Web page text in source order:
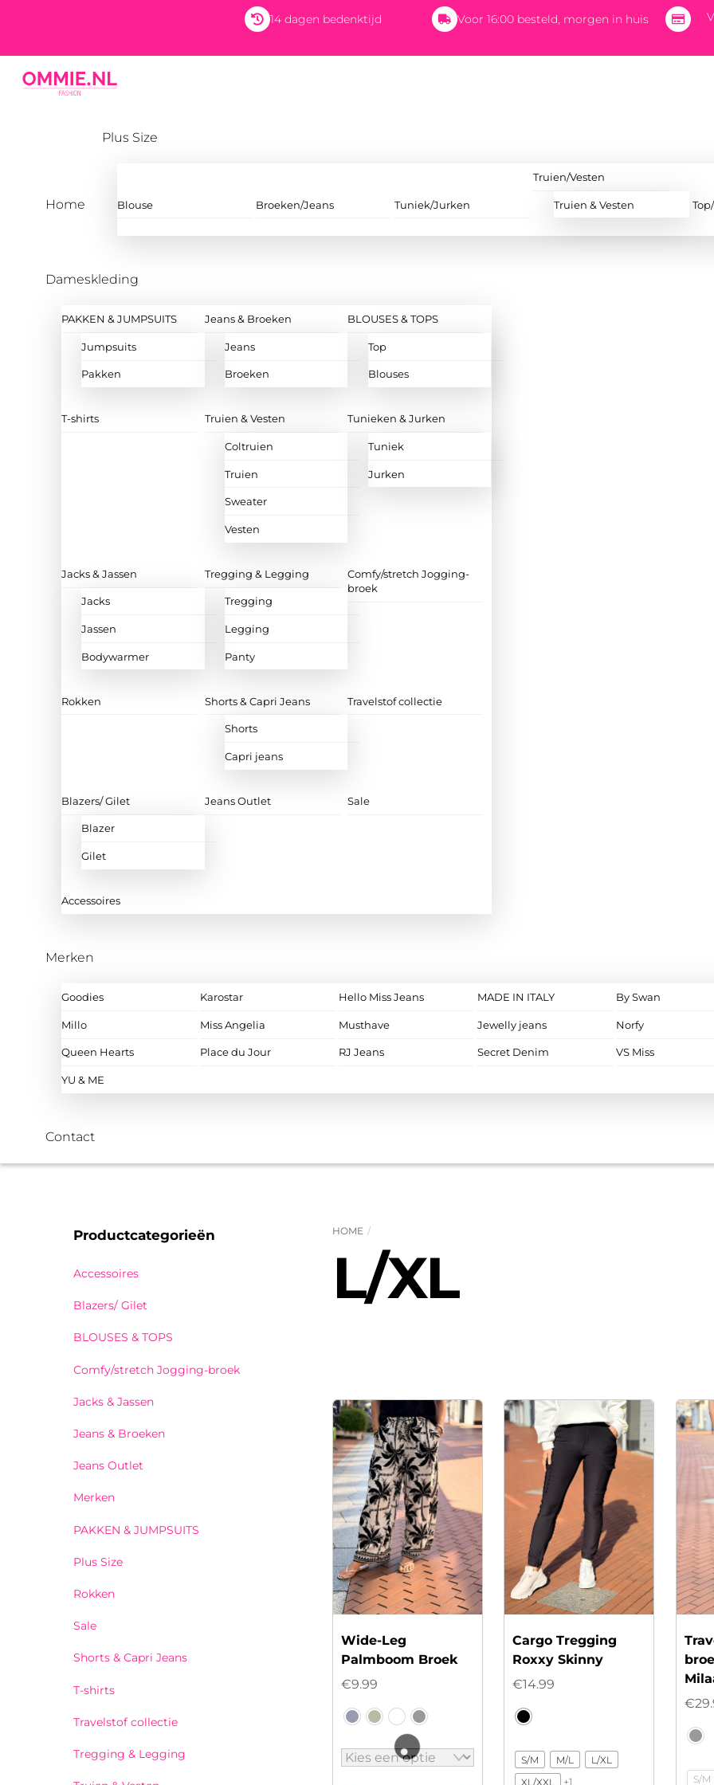
content
14 dagen bedenktijd Voor 16:00 besteld, morgen in huis
Home
Plus Size
Blouse Broeken/Jeans Tuniek/Jurken
Truien/Vesten
Truien & Vesten
Dameskleding
PAKKEN & JUMPSUITS
Jumpsuits
Pakken
Jeans & Broeken
Jeans
Broeken
BLOUSES & TOPS
Top
Blouses
T-shirts Truien & Vesten
Coltruien
Truien
Sweater
Vesten
Tunieken & Jurken
Tuniek
Jurken
Jacks & Jassen
Jacks
Jassen
Bodywarmer
Tregging & Legging
Tregging
Legging
Panty
Comfy/stretch Jogging-
broek
Rokken Shorts & Capri Jeans
Shorts
Capri jeans
Travelstof collectie
Blazers/ Gilet
Blazer
Gilet
Jeans Outlet Sale
Accessoires
Merken
Goodies Karostar Hello Miss Jeans MADE IN ITALY By Swan
Millo Miss Angelia Musthave Jewelly jeans Norfy
Queen Hearts Place du Jour RJ Jeans Secret Denim VS Miss
YU & ME
Contact
HOME
L/XL
Wide-Leg
Palmboom Broek
€9.99
Cargo Tregging
Roxxy Skinny
€14.99
S/M M/L
L/XL
XL/XXL
+1
€
S/M
Productcategorieën
Accessoires
Blazers/ Gilet
BLOUSES & TOPS
Comfy/stretch Jogging-broek
Jacks & Jassen
Jeans & Broeken
Jeans Outlet
Merken
PAKKEN & JUMPSUITS
Plus Size
Rokken
Sale
Shorts & Capri Jeans
T-shirts
Travelstof collectie
Tregging & Legging